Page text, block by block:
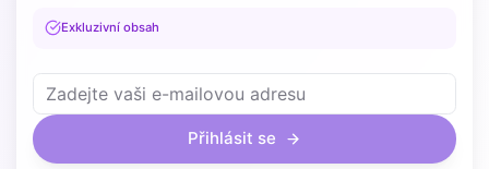
Exkluzivní obsah
Přihlásit se